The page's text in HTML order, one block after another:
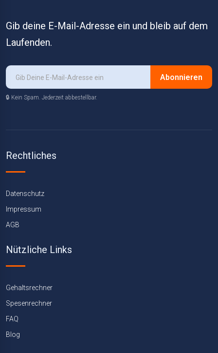
Gib deine E-Mail-Adresse ein und bleib auf dem
Laufenden.
Abonnieren
🔒 Kein Spam. Jederzeit abbestellbar.
Rechtliches
Datenschutz
Impressum
AGB
Nützliche Links
Gehaltsrechner
Spesenrechner
FAQ
Blog